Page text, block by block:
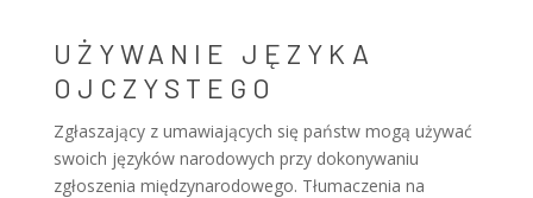
UŻYWANIE JĘZYKA
OJCZYSTEGO
Zgłaszający z umawiających się państw mogą używać
swoich języków narodowych przy dokonywaniu
zgłoszenia międzynarodowego. Tłumaczenia na